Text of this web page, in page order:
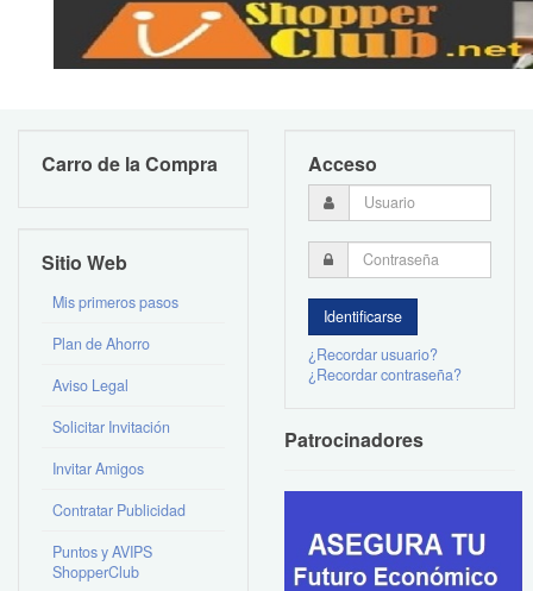
Carro de la Compra
Sitio Web
Mis primeros pasos
Plan de Ahorro
Aviso Legal
Solicitar Invitación
Invitar Amigos
Contratar Publicidad
Puntos y AVIPS
ShopperClub
Acceso
¿Recordar usuario?
¿Recordar contraseña?
Patrocinadores